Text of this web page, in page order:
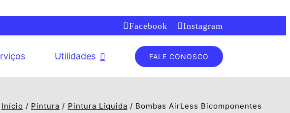
Facebook
Instagram
Utilidades FALE CONOSCO
Início Pintura Pintura Líquida Bombas AirLess Bicomponentes